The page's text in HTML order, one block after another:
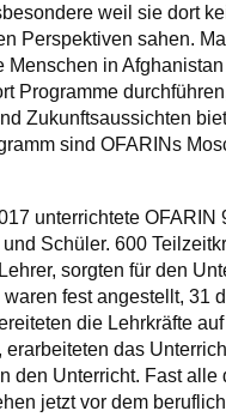
weil sie dort
Perspektiven sahen.
Menschen in
Programme
Zukunftsaussichten
sind OFARINs
unterrichtete OFARIN
Schüler. 600
sorgten für den
fest angestellt, 31
die Lehrkräfte
erarbeiteten das
den Unterricht. Fast alle
jetzt vor dem